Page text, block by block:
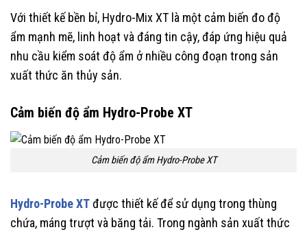
Với thiết kế bền bỉ, Hydro-Mix XT là một cảm biến đo độ
ẩm mạnh mẽ, linh hoạt và đáng tin cậy, đáp ứng hiệu quả
nhu cầu kiểm soát độ ẩm ở nhiều công đoạn trong sản
xuất thức ăn thủy sản.
Cảm biến độ ẩm Hydro-Probe XT
Cảm biến độ ẩm Hydro-Probe XT
Hydro-Probe XTđược thiết kế để sử dụng trong thùng
chứa, máng trượt và băng tải. Trong ngành sản xuất thức